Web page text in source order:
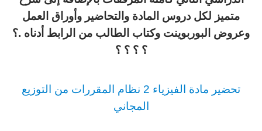
متميز لكل دروس المادة والتحاضير وأوراق العمل
وعروض البوربوينت وكتاب الطالب من الرابط أدناه .؟
؟ ؟ ؟ ؟
تحضير مادة الفيزياء 2 نظام المقررات من التوزيع
المجاني